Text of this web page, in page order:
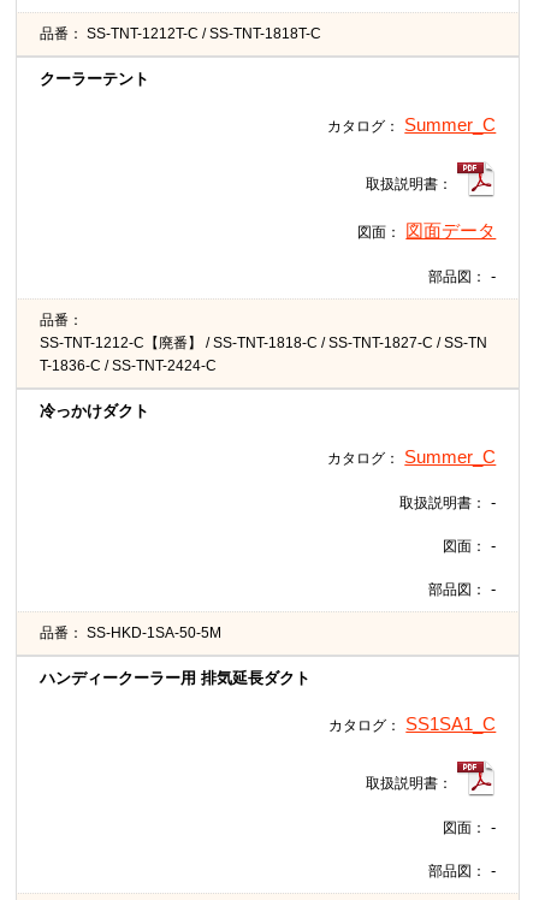
品番： SS-TNT-1212T-C / SS-TNT-1818T-C
クーラーテント
カタログ： Summer_C
取扱説明書：
図面： 図面データ
部品図： -
品番：
SS-TNT-1212-C【廃番】 / SS-TNT-1818-C / SS-TNT-1827-C / SS-TN
T-1836-C / SS-TNT-2424-C
冷っかけダクト
カタログ： Summer_C
取扱説明書： -
図面： -
部品図： -
品番： SS-HKD-1SA-50-5M
ハンディークーラー用 排気延長ダクト
カタログ： SS1SA1_C
取扱説明書：
図面： -
部品図： -